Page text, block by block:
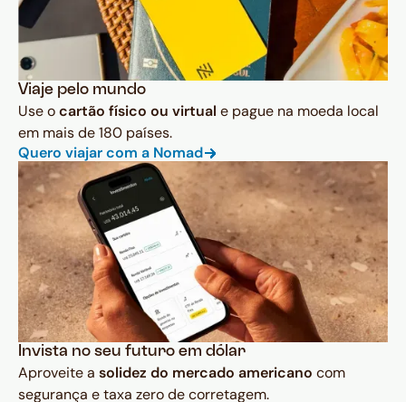
Viaje pelo mundo
Use ocartão físico ou virtual e pague na moeda local
em mais de 180 países.
Quero viajar com a Nomad
Invista no seu futuro em dólar
Aproveite a solidez do mercado americano com
segurança e taxa zero de corretagem.